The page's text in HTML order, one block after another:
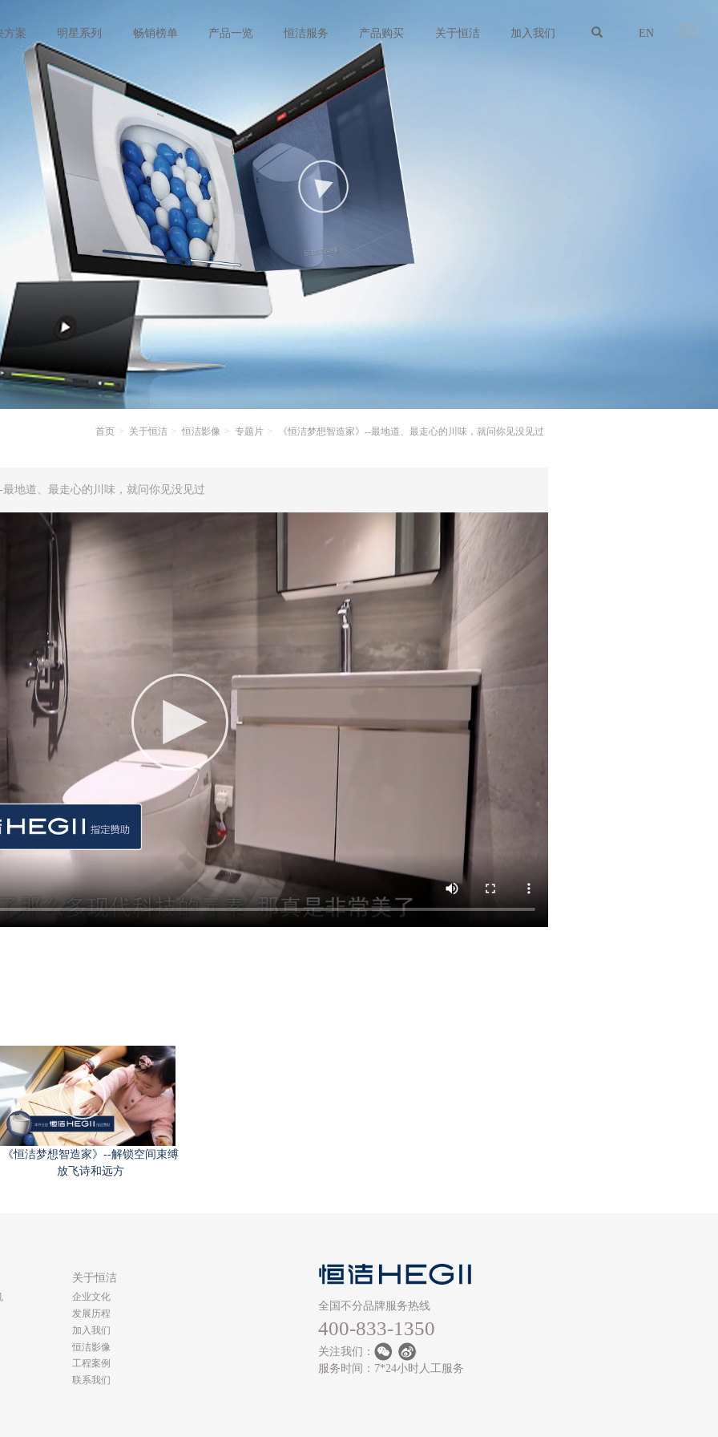
方案 明星系列 畅销榜单 产品一览 恒洁服务 产品购买 关于恒洁 加入我们 EN
首页 关于恒洁 恒洁影像 专题片 《恒洁梦想智造家》--最地道、最走心的川味，就问你见没见过
地道、最走心的川味，就问你见没见过
《恒洁梦想智造家》--解锁空间束缚
放飞诗和远方
关于恒洁
企业文化
发展历程
加入我们
恒洁影像
工程案例
联系我们
全国不分品牌服务热线
400-833-1350
关注我们：
服务时间：7*24小时人工服务